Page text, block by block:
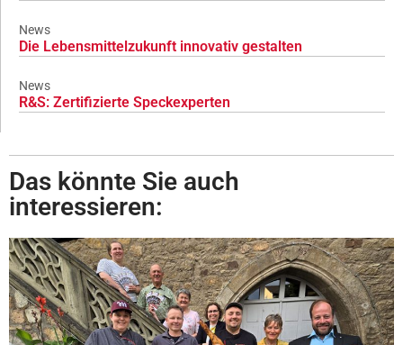
News
Die Lebensmittelzukunft innovativ gestalten
News
R&S: Zertifizierte Speckexperten
Das könnte Sie auch
interessieren: